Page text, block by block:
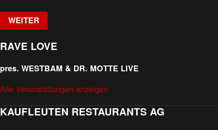
WEITER
RAVE LOVE
pres. WESTBAM & DR. MOTTE LIVE
Alle Veranstaltungen anzeigen
KAUFLEUTEN RESTAURANTS AG